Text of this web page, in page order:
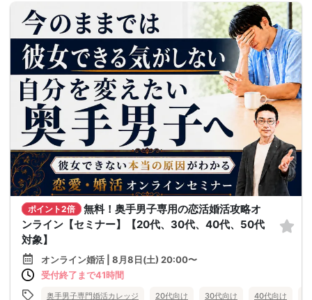
ポイント2倍
無料！奥手男子専用の恋活婚活攻略オ
ンライン【セミナー】【20代、30代、40代、50代
対象】
オンライン婚活 | 8月8日(土) 20:00〜
受付終了まで41時間
奥手男子専門婚活カレッジ 20代向け 30代向け 40代向け